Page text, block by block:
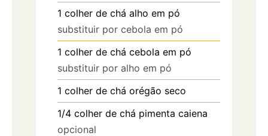
1 colher de chá alho em pó
substituir por cebola em pó
1 colher de chá cebola em pó
substituir por alho em pó
1 colher de chá orégão seco
1/4 colher de chá pimenta caiena
opcional